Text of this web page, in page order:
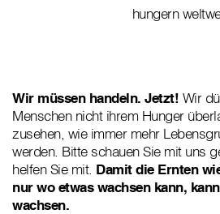
hungern
Wir müssen handeln. Jetzt! Wir
Menschen nicht ihrem Hunger
zusehen, wie immer mehr
werden. Bitte schauen Sie mit uns
helfen Sie mit. Damit die Ernten
nur wo etwas wachsen kann,
wachsen.